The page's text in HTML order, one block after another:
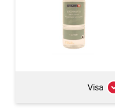
Visa